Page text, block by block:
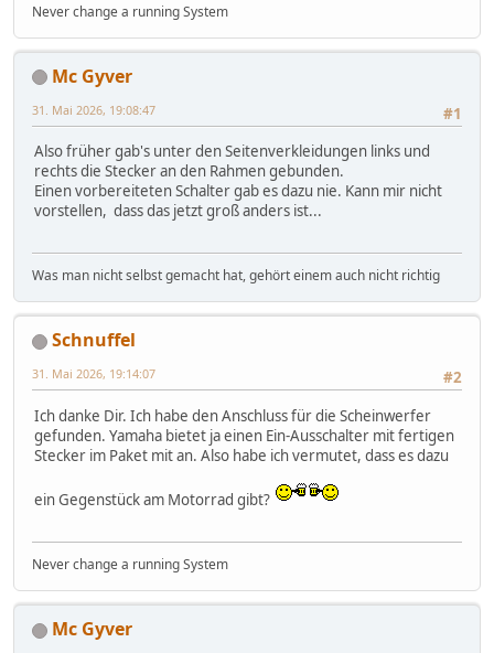
Never change a running System
Mc Gyver
#1
31. Mai 2026, 19:08:47
Also früher gab's unter den Seitenverkleidungen links und
rechts die Stecker an den Rahmen gebunden.
Einen vorbereiteten Schalter gab es dazu nie. Kann mir nicht
vorstellen, dass das jetzt groß anders ist...
Was man nicht selbst gemacht hat, gehört einem auch nicht richtig
Schnuffel
#2
31. Mai 2026, 19:14:07
Ich danke Dir. Ich habe den Anschluss für die Scheinwerfer
gefunden. Yamaha bietet ja einen Ein-Ausschalter mit fertigen
Stecker im Paket mit an. Also habe ich vermutet, dass es dazu
ein Gegenstück am Motorrad gibt?
Never change a running System
Mc Gyver